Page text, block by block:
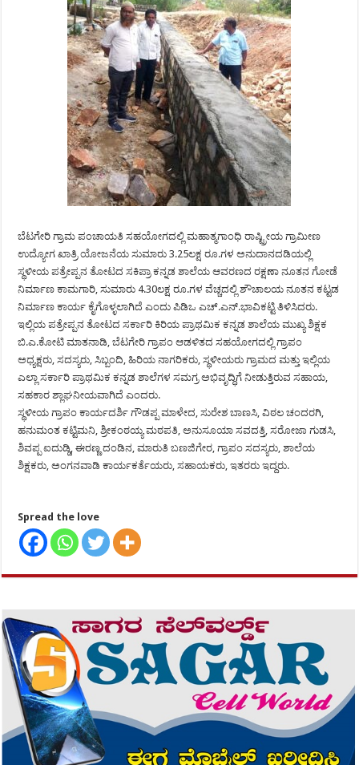
ಬೆಟಗೇರಿ ಗ್ರಾಮ ಪಂಚಾಯತಿ ಸಹಯೋಗದಲ್ಲಿ ಮಹಾತ್ಮಗಾಂಧಿ ರಾಷ್ಟ್ರೀಯ ಗ್ರಾಮೀಣ
ಉದ್ಯೋಗ ಖಾತ್ರಿ ಯೋಜನೆಯ ಸುಮಾರು 3.25ಲಕ್ಷ ರೂ.ಗಳ ಅನುದಾನದಡಿಯಲ್ಲಿ
ಸ್ಥಳೀಯ ಪತ್ರೇಪ್ಪನ ತೋಟದ ಸಕಿಪ್ರಾ ಕನ್ನಡ ಶಾಲೆಯ ಆವರಣದ ರಕ್ಷಣಾ ನೂತನ ಗೋಡೆ
ನಿರ್ಮಾಣ ಕಾಮಗಾರಿ, ಸುಮಾರು 4.30ಲಕ್ಷ ರೂ.ಗಳ ವೆಚ್ಚದಲ್ಲಿ ಶೌಚಾಲಯ ನೂತನ ಕಟ್ಟಡ
ನಿರ್ಮಾಣ ಕಾರ್ಯ ಕೈಗೊಳ್ಳಲಾಗಿದೆ ಎಂದು ಪಿಡಿಒ ಎಚ್.ಎನ್.ಭಾವಿಕಟ್ಟಿ ತಿಳಿಸಿದರು.
ಇಲ್ಲಿಯ ಪತ್ರೇಪ್ಪನ ತೋಟದ ಸರ್ಕಾರಿ ಕಿರಿಯ ಪ್ರಾಥಮಿಕ ಕನ್ನಡ ಶಾಲೆಯ ಮುಖ್ಯ ಶಿಕ್ಷಕ
ಬಿ.ಎ.ಕೋಟಿ ಮಾತನಾಡಿ, ಬೆಟಗೇರಿ ಗ್ರಾಪಂ ಆಡಳಿತದ ಸಹಯೋಗದಲ್ಲಿ ಗ್ರಾಪಂ
ಅಧ್ಯಕ್ಷರು, ಸದಸ್ಯರು, ಸಿಬ್ಬಂದಿ, ಹಿರಿಯ ನಾಗರಿಕರು, ಸ್ಥಳೀಯರು ಗ್ರಾಮದ ಮತ್ತು ಇಲ್ಲಿಯ
ಎಲ್ಲಾ ಸರ್ಕಾರಿ ಪ್ರಾಥಮಿಕ ಕನ್ನಡ ಶಾಲೆಗಳ ಸಮಗ್ರ ಅಭಿವೃದ್ಧಿಗೆ ನೀಡುತ್ತಿರುವ ಸಹಾಯ,
ಸಹಕಾರ ಶ್ಲಾಘನೀಯವಾಗಿದೆ ಎಂದರು.
ಸ್ಥಳೀಯ ಗ್ರಾಪಂ ಕಾರ್ಯದರ್ಶಿ ಗೌಡಪ್ಪ ಮಾಳೇದ, ಸುರೇಶ ಬಾಣಸಿ, ವಿಠಲ ಚಂದರಗಿ,
ಹನುಮಂತ ಕಟ್ಟಿಮನಿ, ಶ್ರೀಕಂಠಯ್ಯ ಮಠಪತಿ, ಅನುಸೂಯಾ ಸವದತ್ತಿ, ಸರೋಜಾ ಗುಡಸಿ,
ಶಿವಪ್ಪ ಐದುಡ್ಡಿ, ಈರಣ್ಣ ದಂಡಿನ, ಮಾರುತಿ ಬಣಜಿಗೇರ, ಗ್ರಾಪಂ ಸದಸ್ಯರು, ಶಾಲೆಯ
ಶಿಕ್ಷಕರು, ಅಂಗನವಾಡಿ ಕಾರ್ಯಕರ್ತೆಯರು, ಸಹಾಯಕರು, ಇತರರು ಇದ್ದರು.
Spread the love